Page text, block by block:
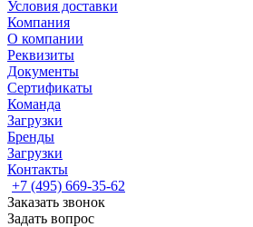
Условия доставки
Компания
О компании
Реквизиты
Документы
Сертификаты
Команда
Загрузки
Бренды
Загрузки
Контакты
+7 (495) 669-35-62
Заказать звонок
Задать вопрос